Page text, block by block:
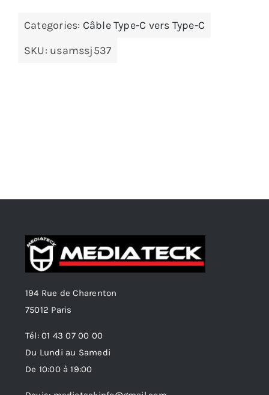
Categories: Câble Type-C vers Type-C
SKU: usamssj537
194 Rue de Charenton
75012 Paris
Tél: 01 43 07 00 00
Du Lundi au Samedi
De 10:00 à 19:00